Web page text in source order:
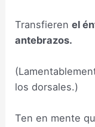
Transfierenel
antebrazos.
los dorsales.)
Ten en mente